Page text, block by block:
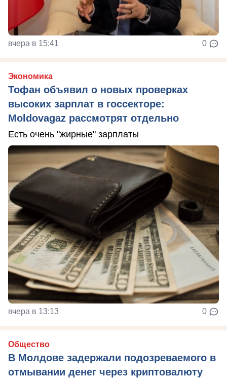
вчера в 15:41 0
Экономика
Тофан объявил о новых проверках
высоких зарплат в госсекторе:
Moldovagaz рассмотрят отдельно
Есть очень "жирные" зарплаты
вчера в 13:13 0
Общество
В Молдове задержали подозреваемого в
отмывании денег через криптовалюту